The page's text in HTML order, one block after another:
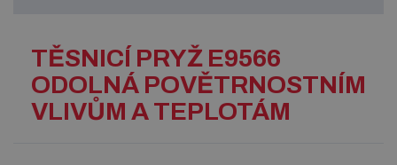
TĚSNICÍ PRYŽ E9566
ODOLNÁ POVĚTRNOSTNÍM
VLIVŮM A TEPLOTÁM